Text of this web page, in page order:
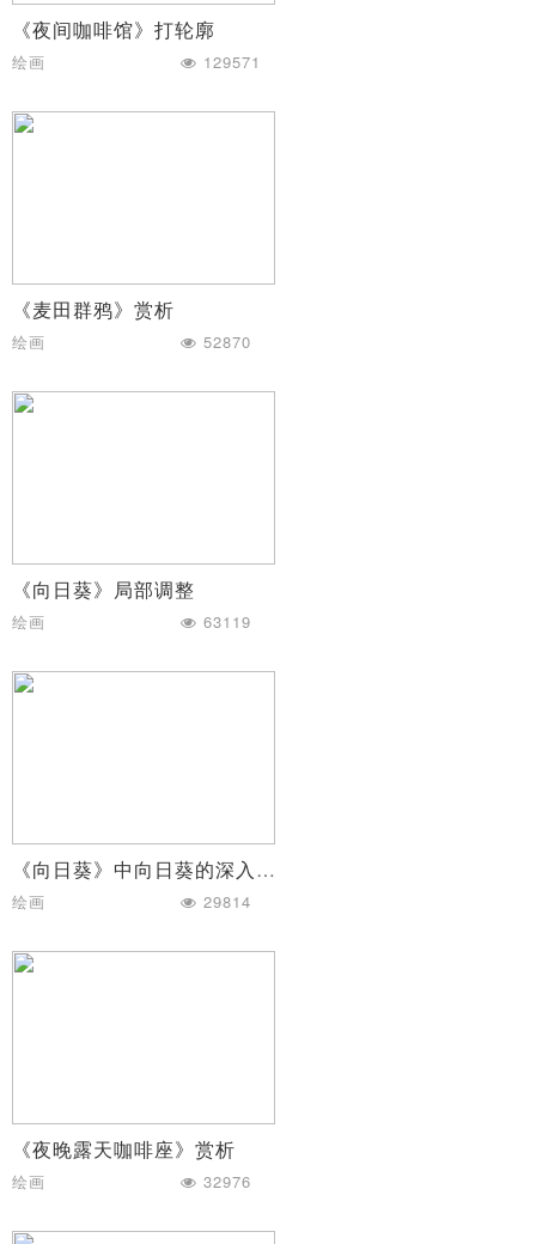
《夜间咖啡馆》打轮廓
绘画 129571
《麦田群鸦》赏析
绘画 52870
《向日葵》局部调整
绘画 63119
《向日葵》中向日葵的深入刻画
绘画 29814
《夜晚露天咖啡座》赏析
绘画 32976